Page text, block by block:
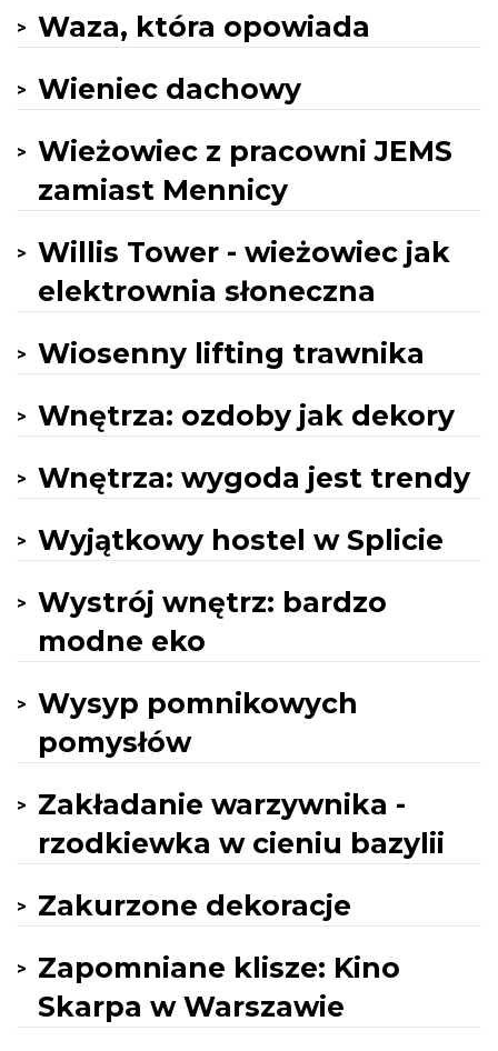
Waza, która opowiada
Wieniec dachowy
Wieżowiec z pracowni JEMS
zamiast Mennicy
Willis Tower - wieżowiec jak
elektrownia słoneczna
Wiosenny lifting trawnika
Wnętrza: ozdoby jak dekory
Wnętrza: wygoda jest trendy
Wyjątkowy hostel w Splicie
Wystrój wnętrz: bardzo
modne eko
Wysyp pomnikowych
pomysłów
Zakładanie warzywnika -
rzodkiewka w cieniu bazylii
Zakurzone dekoracje
Zapomniane klisze: Kino
Skarpa w Warszawie